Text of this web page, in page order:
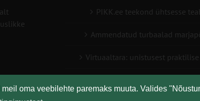
oma veebilehte paremaks muuta. Valides
PIKK.ee teekond ühtsesse
Ammendatud turbaalad
Virtuaaltara: unistusest